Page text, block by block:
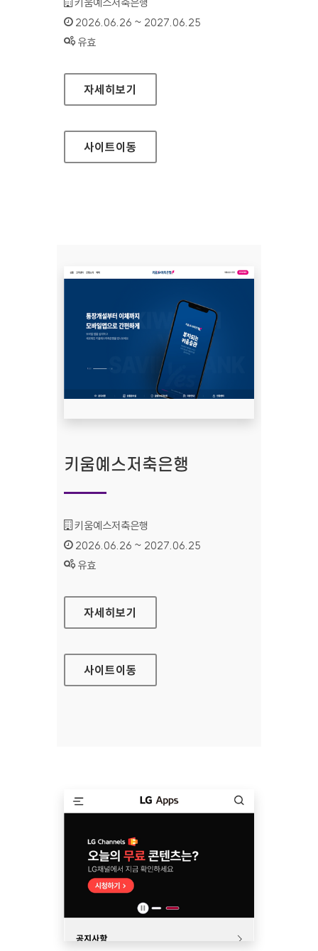
인증기간 :
2026.06.26 ~ 2027.06.25
상태 :
유효
키움예스저축은행(모바일웹)
자세히보기
사이트이동
키움예스저축은행
기관명 :
키움예스저축은행
인증기간 :
2026.06.26 ~ 2027.06.25
상태 :
유효
키움예스저축은행
자세히보기
사이트이동